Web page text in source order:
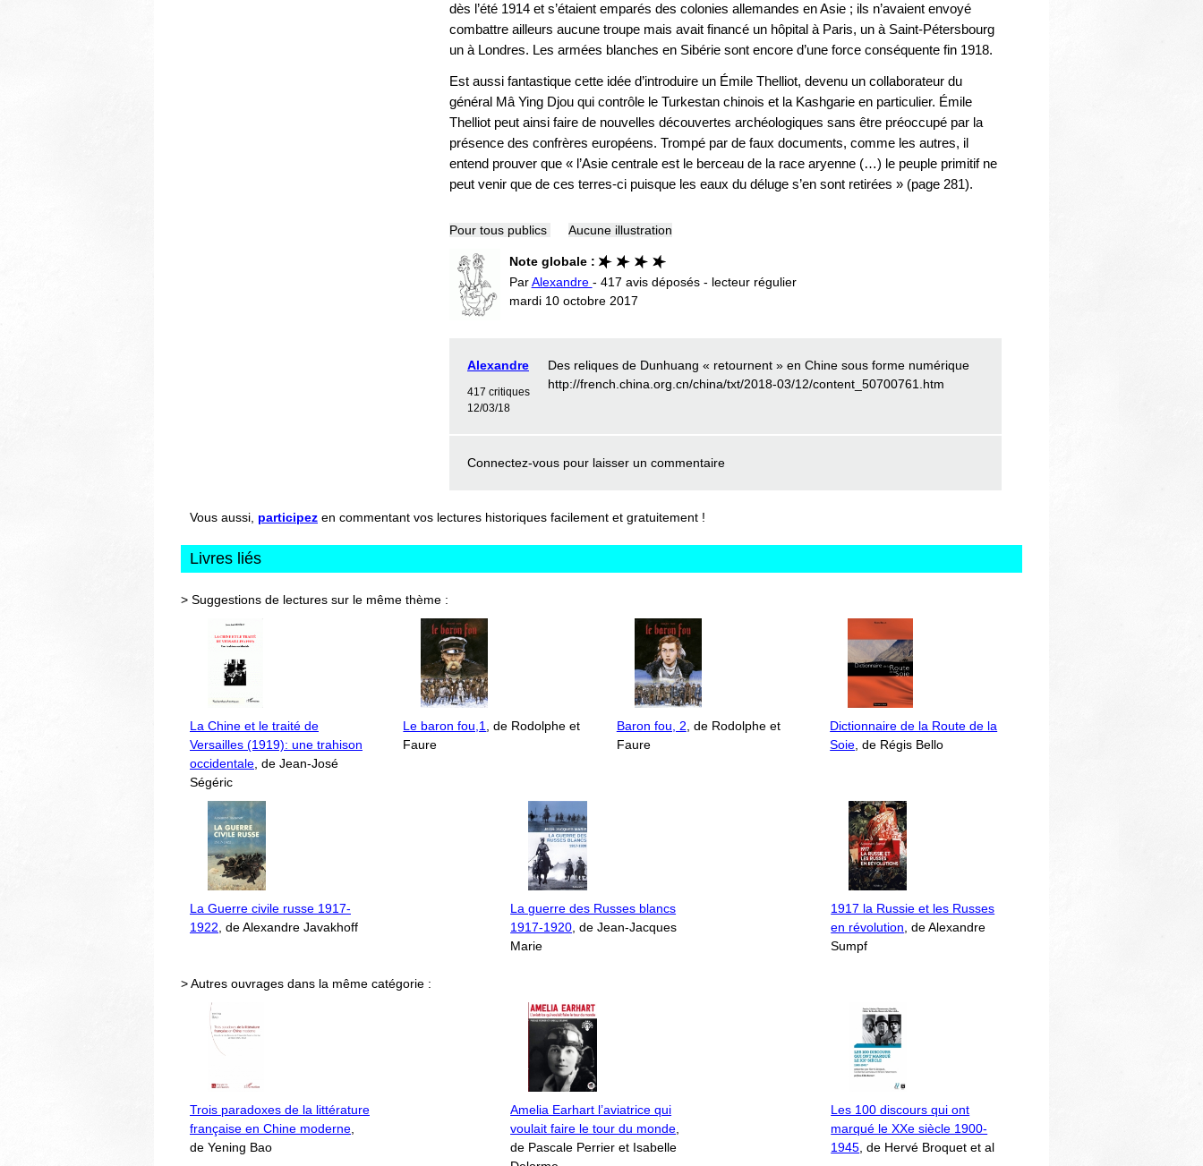
dès l’été 1914 et s’étaient emparés des colonies allemandes en Asie ; ils n’avaient envoyé
combattre ailleurs aucune troupe mais avait financé un hôpital à Paris, un à Saint-Pétersbourg
un à Londres. Les armées blanches en Sibérie sont encore d’une force conséquente fin 1918.
Est aussi fantastique cette idée d’introduire un Émile Thelliot, devenu un collaborateur du
général Mâ Ying Djou qui contrôle le Turkestan chinois et la Kashgarie en particulier. Émile
Thelliot peut ainsi faire de nouvelles découvertes archéologiques sans être préoccupé par la
présence des confrères européens. Trompé par de faux documents, comme les autres, il
entend prouver que « l’Asie centrale est le berceau de la race aryenne (…) le peuple primitif ne
peut venir que de ces terres-ci puisque les eaux du déluge s’en sont retirées » (page 281).
Pour tous publics Aucune illustration
Note globale :
ParAlexandre - 417 avis déposés - lecteur régulier
mardi 10 octobre 2017
Alexandre
417 critiques
12/03/18
Des reliques de Dunhuang « retournent » en Chine sous forme numérique
http://french.china.org.cn/china/txt/2018-03/12/content_50700761.htm
Connectez-vous pour laisser un commentaire
Vous aussi, participez en commentant vos lectures historiques facilement et gratuitement !
Livres liés
> Suggestions de lectures sur le même thème :
La Chine et le traité de
Versailles (1919): une trahison
occidentale , de Jean-José
Ségéric
Le baron fou,1
, de Rodolphe et
Faure
Baron fou, 2 , de Rodolphe et
Faure
Dictionnaire de la Route de la
Soie , de Régis Bello
La Guerre civile russe 1917-
1922 , de Alexandre Javakhoff
La guerre des Russes blancs
1917-1920 , de Jean-Jacques
Marie
1917 la Russie et les Russes
en révolution , de Alexandre
Sumpf
> Autres ouvrages dans la même catégorie :
Trois paradoxes de la littérature
française en Chine moderne
de Yening Bao
Amelia Earhart l’aviatrice qui
voulait faire le tour du monde
de Pascale Perrier et Isabelle
Les 100 discours qui ont
marqué le XXe siècle 1900-
1945 , de Hervé Broquet et al